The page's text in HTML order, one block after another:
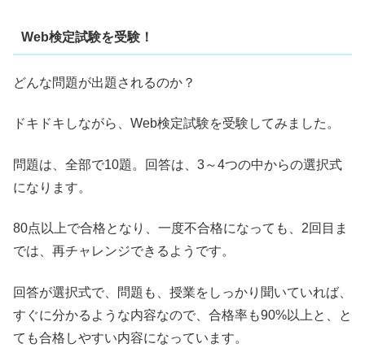
Web検定試験を受験！
どんな問題が出題されるのか？
ドキドキしながら、Web検定試験を受験してみました。
問題は、全部で10題。回答は、3～4つの中からの選択式
になります。
80点以上で合格となり、一度不合格になっても、2回目ま
では、再チャレンジできるようです。
回答が選択式で、問題も、授業をしっかり聞いていれば、
すぐに分かるような内容なので、合格率も90%以上と、と
ても合格しやすい内容になっています。